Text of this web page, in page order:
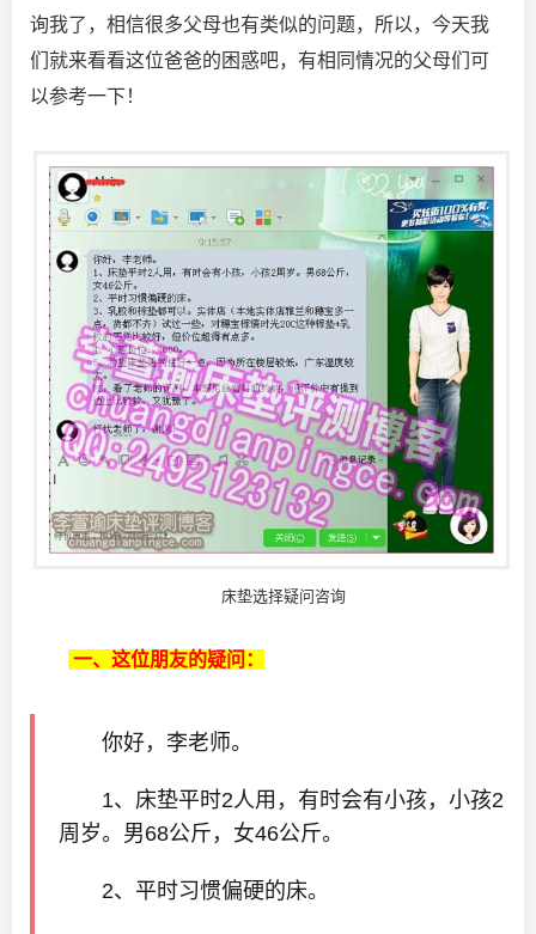
询我了，相信很多父母也有类似的问题，所以，今天我
们就来看看这位爸爸的困惑吧，有相同情况的父母们可
以参考一下！
床垫选择疑问咨询
一、这位朋友的疑问：
你好，李老师。
1、床垫平时2人用，有时会有小孩，小孩2
周岁。男68公斤，女46公斤。
2、平时习惯偏硬的床。